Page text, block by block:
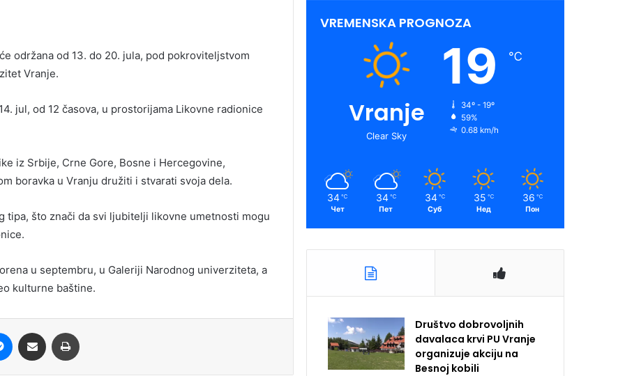
održana od 13. do 20. jula, pod pokroviteljstvom
Vranje.
jul, od 12 časova, u prostorijama Likovne radionice
iz Srbije, Crne Gore, Bosne i Hercegovine,
boravka u Vranju družiti i stvarati svoja dela.
tipa, što znači da svi ljubitelji likovne umetnosti mogu
u septembru, u Galeriji Narodnog univerziteta, a
kulturne baštine.
Messenger
Share via Email
VREMENSKA PROGNOZA
Vranje
Clear Sky
19 ℃
34º - 19º
59%
0.68 km/h
34 ℃
Чет
34 ℃
Пет
34 ℃
Суб
35 ℃
Нед
36 ℃
Пон
Društvo dobrovoljnih
davalaca krvi PU Vranje
organizuje akciju na
Besnoj kobili